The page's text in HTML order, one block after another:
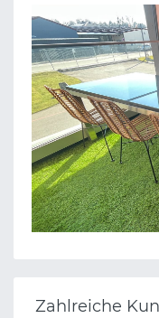
Zahlreiche